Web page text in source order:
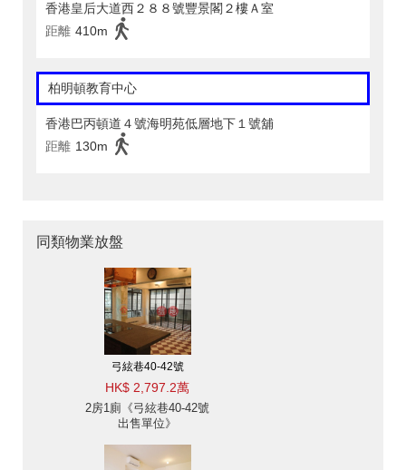
香港皇后大道西２８８號豐景閣２樓Ａ室
距離 410m
柏明頓教育中心
香港巴丙頓道４號海明苑低層地下１號舖
距離 130m
同類物業放盤
弓絃巷40-42號
HK$ 2,797.2萬
2房1廁《弓絃巷40-42號
出售單位》